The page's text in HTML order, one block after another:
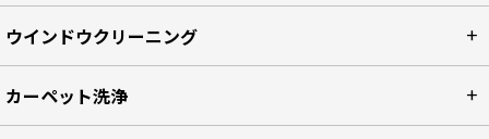
ウインドウクリーニング
カーペット洗浄